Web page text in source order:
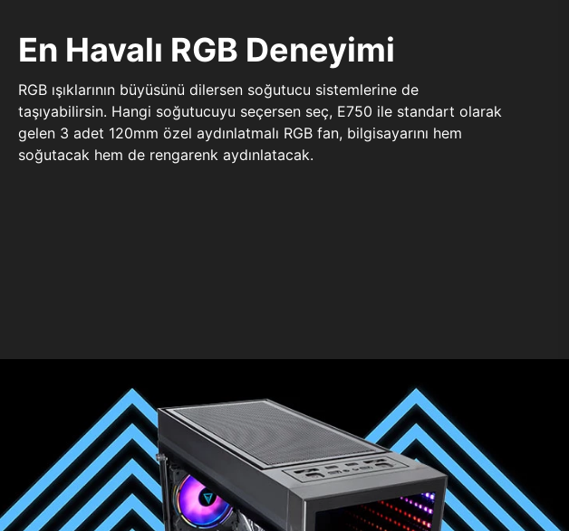
En Havalı RGB Deneyimi
RGB ışıklarının büyüsünü dilersen soğutucu sistemlerine de
taşıyabilirsin. Hangi soğutucuyu seçersen seç, E750 ile standart olarak
gelen 3 adet 120mm özel aydınlatmalı RGB fan, bilgisayarını hem
soğutacak hem de rengarenk aydınlatacak.